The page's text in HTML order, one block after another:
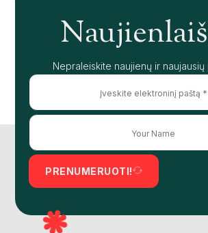
Nepraleiskite naujienų ir naujausių
PRENUMERUOTI!